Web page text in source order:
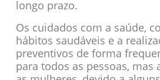
longo prazo.
Os cuidados com a saúde,
hábitos saudáveis e a
preventivos de forma
para todos as pessoas, mas